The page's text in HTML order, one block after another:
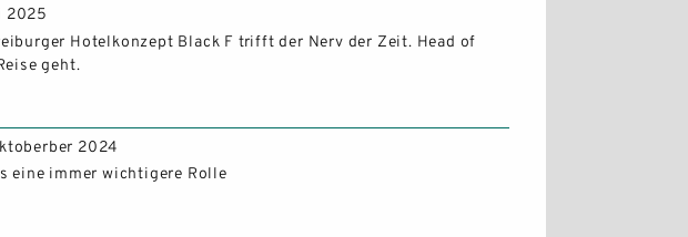
2025
Hotelkonzept Black F trifft der Nerv der Zeit. Head of
geht.
2024
eine immer wichtigere Rolle